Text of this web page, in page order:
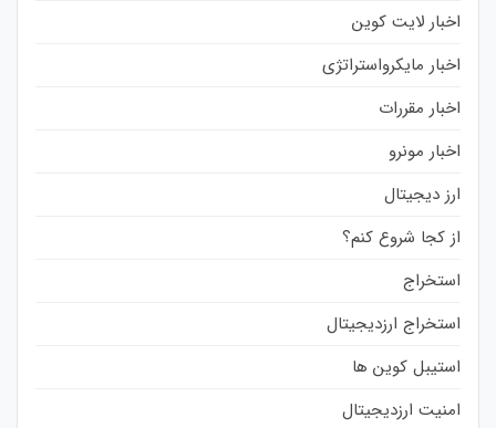
اخبار لایت کوین
اخبار مایکرواستراتژی
اخبار مقررات
اخبار مونرو
ارز دیجیتال
از کجا شروع کنم؟
استخراج
استخراج ارزدیجیتال
استیبل کوین ها
امنیت ارزدیجیتال